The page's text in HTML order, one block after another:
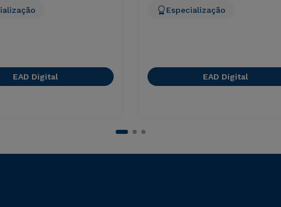
EAD Digital
Especialização
EAD Digital